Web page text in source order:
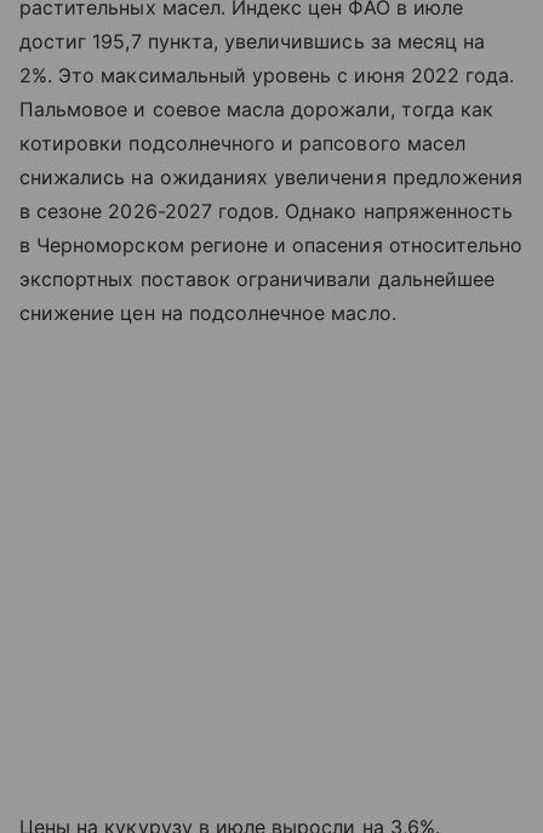
растительных масел. Индекс цен ФАО в июле
достиг 195,7 пункта, увеличившись за месяц на
2%. Это максимальный уровень с июня 2022 года.
Пальмовое и соевое масла дорожали, тогда как
котировки подсолнечного и рапсового масел
снижались на ожиданиях увеличения предложения
в сезоне 2026-2027 годов. Однако напряженность
в Черноморском регионе и опасения относительно
экспортных поставок ограничивали дальнейшее
снижение цен на подсолнечное масло.
Цены на кукурузу в июле выросли на 3,6%.